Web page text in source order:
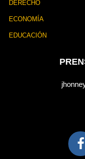
DERECHO
ECONOMÍA
EDUCACIÓN